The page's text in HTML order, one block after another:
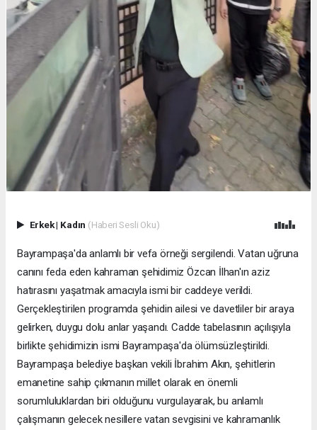
Erkek| Kadın (Haberi Sesli Oku)
Bayrampaşa'da anlamlı bir vefa örneği sergilendi. Vatan uğruna
canını feda eden kahraman şehidimiz Özcan İlhan'ın aziz
hatırasını yaşatmak amacıyla ismi bir caddeye verildi.
Gerçekleştirilen programda şehidin ailesi ve davetliler bir araya
gelirken, duygu dolu anlar yaşandı. Cadde tabelasının açılışıyla
birlikte şehidimizin ismi Bayrampaşa'da ölümsüzleştirildi.
Bayrampaşa belediye başkan vekili İbrahim Akın, şehitlerin
emanetine sahip çıkmanın millet olarak en önemli
sorumluluklardan biri olduğunu vurgulayarak, bu anlamlı
çalışmanın gelecek nesillere vatan sevgisini ve kahramanlık